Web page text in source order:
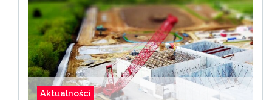
Aktualności